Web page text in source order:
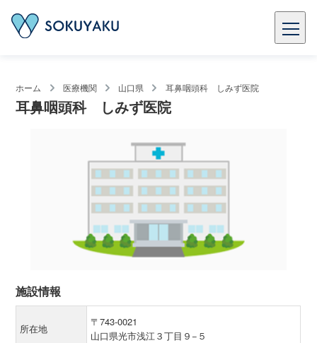
ホーム 医療機関 山口県 耳鼻咽頭科 しみず医院
耳鼻咽頭科 しみず医院
施設情報
所在地
〒743-0021
山口県光市浅江３丁目９−５